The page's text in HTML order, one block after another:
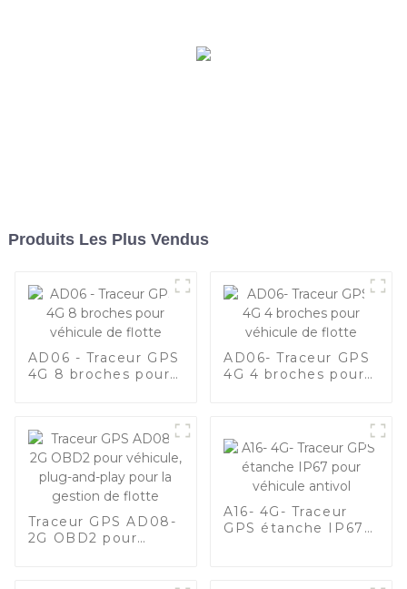
Produits Les Plus Vendus
AD06 - Traceur GPS
4G 8 broches pour
AD06- Traceur GPS
4G 4 broches pour
Traceur GPS AD08-
2G OBD2 pour
A16- 4G- Traceur
GPS étanche IP67